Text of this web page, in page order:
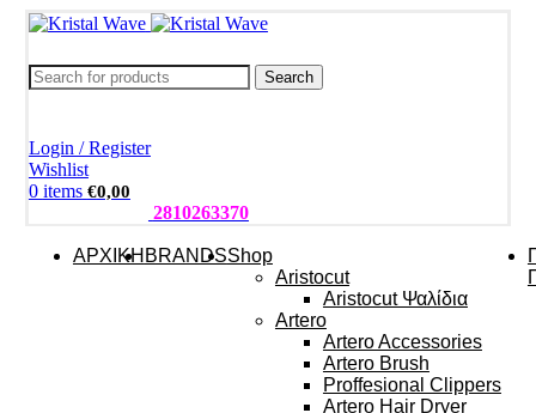
Search
Login / Register
Wishlist
0 items €0,00
2810263370
ΑΡΧΙΚΗ BRANDSShop
Aristocut
Aristocut Ψαλίδια
Artero
Artero Accessories
Artero Brush
Proffesional Clippers
Artero Hair Dryer